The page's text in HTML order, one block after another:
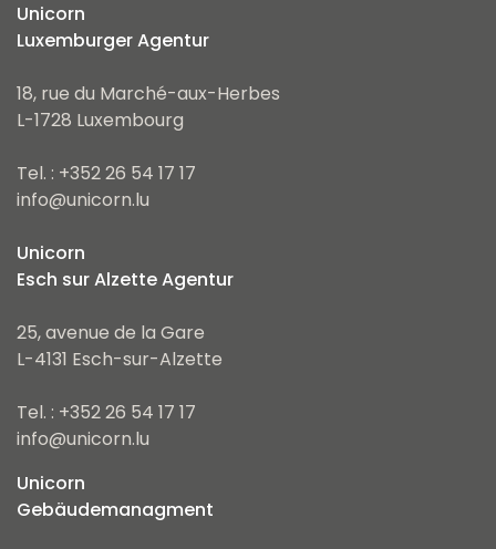
Unicorn
Luxemburger Agentur
18, rue du Marché-aux-Herbes
L-1728 Luxembourg
Tel. : +352 26 54 17 17
info@unicorn.lu
Unicorn
Esch sur Alzette Agentur
25, avenue de la Gare
L-4131 Esch-sur-Alzette
Tel. : +352 26 54 17 17
info@unicorn.lu
Unicorn
Gebäudemanagment